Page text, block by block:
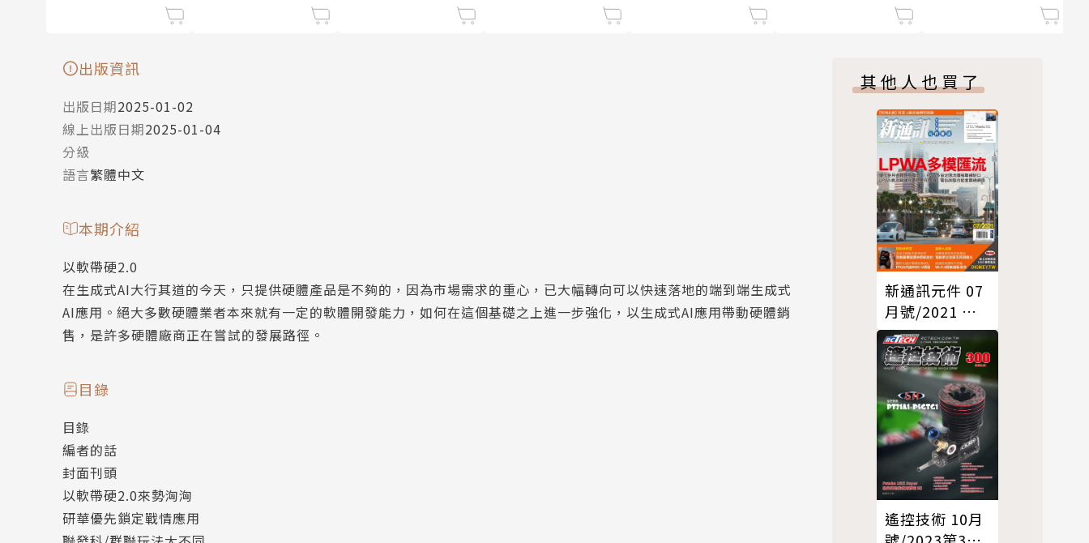
出版資訊
出版日期2025-01-02
線上出版日期2025-01-04
分級
語言繁體中文
本期介紹
以軟帶硬2.0
在生成式AI大行其道的今天，只提供硬體產品是不夠的，因為市場需求的重心，已大幅轉向可以快速落地的端到端生成式
AI應用。絕大多數硬體業者本來就有一定的軟體開發能力，如何在這個基礎之上進一步強化，以生成式AI應用帶動硬體銷
售，是許多硬體廠商正在嘗試的發展路徑。
目錄
目錄
編者的話
封面刊頭
以軟帶硬2.0來勢洶洶
研華優先鎖定戰情應用
其他人也買了
新通訊元件 07
月號/2021 第
245期
遙控技術 10月